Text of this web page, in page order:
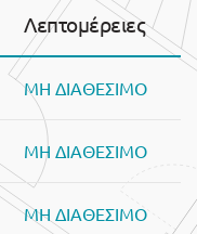
Λεπτομέρειες
ΜΗ ΔΙΑΘΕΣΙΜΟ
ΜΗ ΔΙΑΘΕΣΙΜΟ
ΜΗ ΔΙΑΘΕΣΙΜΟ